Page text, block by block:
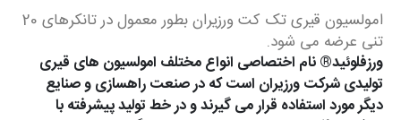
امولسیون قیری تک کت ورزیران بطور معمول در تانکرهای 20
تنی عرضه می شود.
ورزفلوئید® نام اختصاصی انواع مختلف امولسیون های قیری
تولیدی شرکت ورزیران است که در صنعت راهسازی و صنایع
دیگر مورد استفاده قرار می گیرند و در خط تولید پیشرفته با